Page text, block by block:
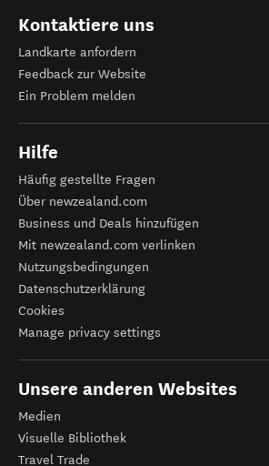
Kontaktiere uns
Landkarte anfordern
Feedback zur Website
Ein Problem melden
Hilfe
Häufig gestellte Fragen
Über newzealand.com
Business und Deals hinzufügen
Mit newzealand.com verlinken
Nutzungsbedingungen
Datenschutzerklärung
Cookies
Manage privacy settings
Unsere anderen Websites
Medien
Visuelle Bibliothek
Travel Trade